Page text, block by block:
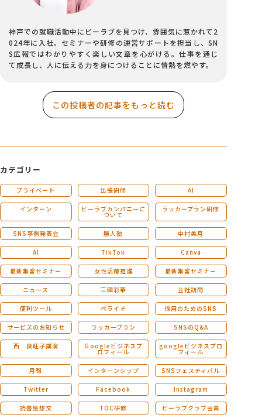
神戸での就職活動中にビーラブを見つけ、雰囲気に惹かれて2
024年に入社。セミナーや研修の運営サポートを担当し、SN
S広報ではわかりやすく楽しい文章を心がける。仕事を通じ
て成長し、人に伝える力を身につけることに情熱を燃やす。
この投稿者の記事をもっと読む
カテゴリー
プライベート 出張研修 AI
インターン ビーラブカンパニーに
ついて
ラッカープラン研修
SNS事例発表会 勝人塾 中村美月
AI TikTok Canva
最新集客セミナー 女性活躍推進 最新集客セミナー
ニュース 三國彩華 会社訪問
便利ツール ペライチ 採用のためのSNS
サービスのお知らせ ラッカープラン SNSのQ&A
西 良旺子講演 Ｇoogleビジネスプ
ロフィール
googleビジネスプロ
フィール
月報 インターンシップ SNSフェスティバル
Twitter Facebook Instagram
読書感想文 TOC研修 ビーラブクラブ会員